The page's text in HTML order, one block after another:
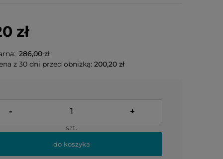
zł
286,00 zł
z 30 dni przed obniżką: 200,20 zł
- +
szt.
do koszyka